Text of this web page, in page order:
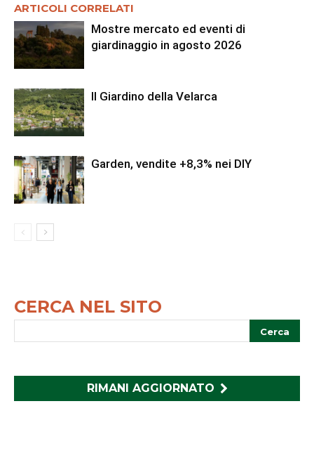
ARTICOLI CORRELATI
Mostre mercato ed eventi di
giardinaggio in agosto 2026
Il Giardino della Velarca
Garden, vendite +8,3% nei DIY
CERCA NEL SITO
RIMANI AGGIORNATO